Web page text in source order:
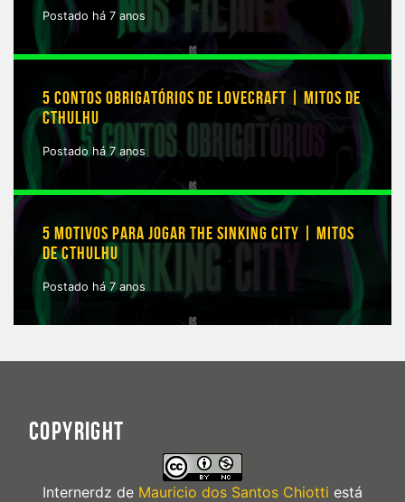
Postado há 7 anos
5 CONTOS OBRIGATÓRIOS DE LOVECRAFT | MITOS DE
CTHULHU
Postado há 7 anos
5 MOTIVOS PARA JOGAR THE SINKING CITY | MITOS
DE CTHULHU
Postado há 7 anos
COPYRIGHT
Internerdz de Mauricio dos Santos Chiotti está